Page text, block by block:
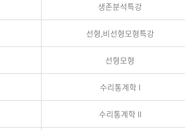
생존분석특강
선형,비선형모형특강
선형모형
수리통계학 I
수리통계학 II